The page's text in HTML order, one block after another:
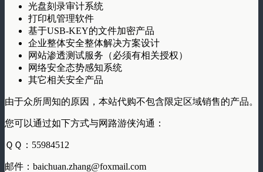
光盘刻录审计系统
打印机管理软件
基于USB-KEY的文件加密产品
企业整体安全整体解决方案设计
网站渗透测试服务（必须有相关授权）
网络安全态势感知系统
其它相关安全产品
由于众所周知的原因，本站代购不包含限定区域销售的产品。
您可以通过如下方式与网路游侠沟通：
ＱＱ：55984512
邮件：baichuan.zhang@foxmail.com